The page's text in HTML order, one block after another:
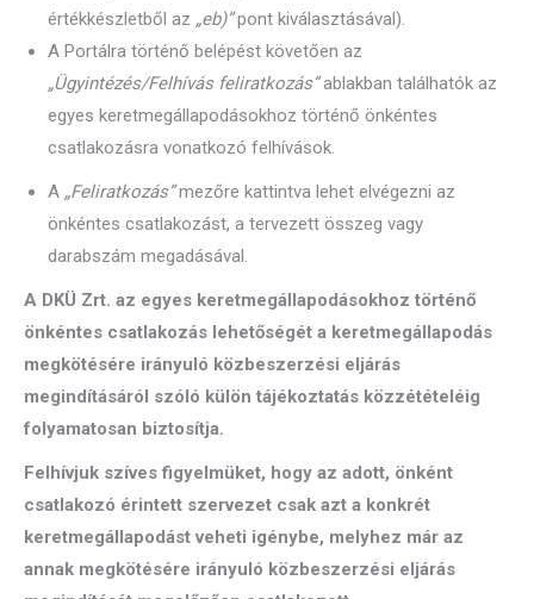
értékkészletből az „eb)”pont kiválasztásával).
A Portálra történő belépést követően az
„Ügyintézés/Felhívás feliratkozás”ablakban találhatók az
egyes keretmegállapodásokhoz történő önkéntes
csatlakozásra vonatkozó felhívások.
A „Feliratkozás”mezőre kattintva lehet elvégezni az
önkéntes csatlakozást, a tervezett összeg vagy
darabszám megadásával.
A DKÜ Zrt. az egyes keretmegállapodásokhoz történő
önkéntes csatlakozás lehetőségét a keretmegállapodás
megkötésére irányuló közbeszerzési eljárás
megindításáról szóló külön tájékoztatás közzétételéig
folyamatosan biztosítja.
Felhívjuk szíves figyelmüket, hogy az adott, önként
csatlakozó érintett szervezet csak azt a konkrét
keretmegállapodást veheti igénybe, melyhez már az
annak megkötésére irányuló közbeszerzési eljárás